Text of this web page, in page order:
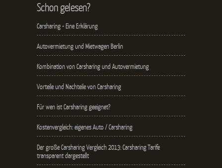
Schon gelesen?
Carsharing - Eine Erklärung
Autovermietung und Mietwagen Berlin
Kombination von Carsharing und Autovermietung
Vorteile und Nachteile von Carsharing
Für wen ist Carsharing geeignet?
Kostenvergleich: eigenes Auto / Carsharing
Der große Carsharing Vergleich 2013: Carsharing Tarife
transparent dargestellt